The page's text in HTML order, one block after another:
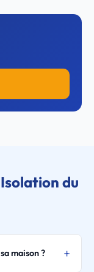
du
maison ?